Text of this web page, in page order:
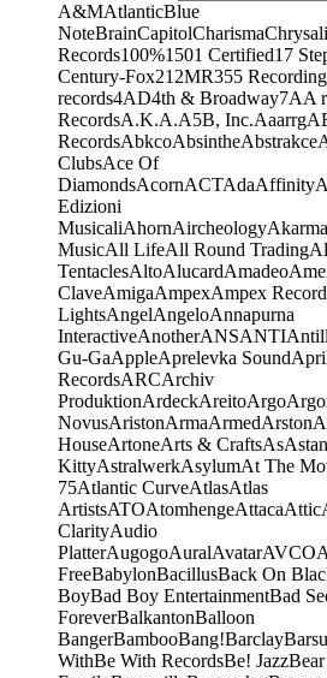
A&MAtlanticBlue
NoteBrainCapitolCharisma
Records100%1501 Certified17
Century-Fox21 2MR355
records4AD4th & Broadway7AA
RecordsA.K.A.A5B, Inc.Aaarrg
RecordsAbkcoAbsintheAbstrakce
ClubsAce Of
DiamondsAcornACTAdaAffinity
Edizioni
MusicaliAhornAircheologyAkarma
MusicAll LifeAll Round Trading
TentaclesAltoAlucardAmadeo
ClaveAmigaAmpexAmpex
LightsAngelAngeloAnnapurna
InteractiveAnotherANSANTI
Gu-GaAppleAprelevka Sound
RecordsARCArchiv
ProduktionArdeckAreitoArgo
NovusAristonArmaArmedArston
HouseArtoneArts & CraftsAsAstan
KittyAstralwerkAsylumAt The
75Atlantic CurveAtlasAtlas
ArtistsATOAtomhengeAttacaAttic
ClarityAudio
PlatterAugogoAuralAvatarAVCO
FreeBabylonBacillusBack On
BoyBad Boy EntertainmentBad
ForeverBalkantonBalloon
BangerBambooBang!Barclay
WithBe With RecordsBe! JazzBear